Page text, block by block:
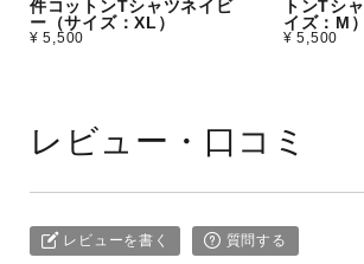
件コットンTシャツネイビ
ー（サイズ：XL）
¥ 5,500
トンTシ
イズ：M）
¥ 5,500
レビュー・口コミ
レビューを書く 質問する